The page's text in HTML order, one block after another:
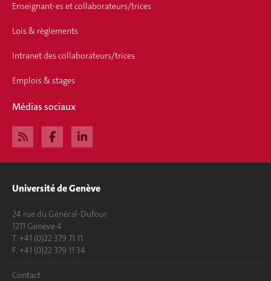
Enseignant-es et collaborateurs/trices
Lois & règlements
Intranet des collaborateurs/trices
Emplois & stages
Médias sociaux
Université de Genève
24 rue du Général-Dufour
1211 Genève 4
T. +41 (0)22 379 71 11
F. +41 (0)22 379 11 34
Contact